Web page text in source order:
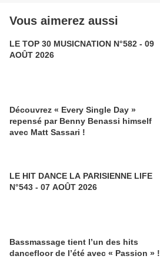
Vous aimerez aussi
LE TOP 30 MUSICNATION N°582 - 09
AOÛT 2026
Découvrez « Every Single Day »
repensé par Benny Benassi himself
avec Matt Sassari !
LE HIT DANCE LA PARISIENNE LIFE
N°543 - 07 AOÛT 2026
Bassmassage tient l’un des hits
dancefloor de l’été avec « Passion » !